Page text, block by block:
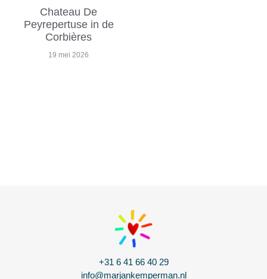
Chateau De
Peyrepertuse in de
Corbières
19 mei 2026
+31 6 41 66 40 29
info@marjankemperman.nl